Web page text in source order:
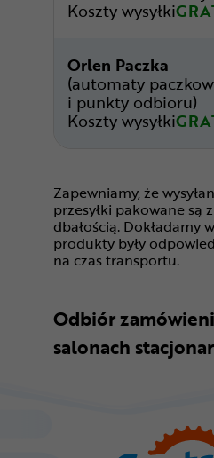
Koszty wysyłki
Orlen Paczka
(automaty
i punkty odbioru)
Koszty wysyłki
Zapewniamy, że
przesyłki pakowane są
dbałością. Dokładamy
produkty były
na czas transportu.
Odbiór
salonach